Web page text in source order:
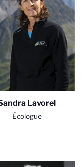
Lavorel
Écologue